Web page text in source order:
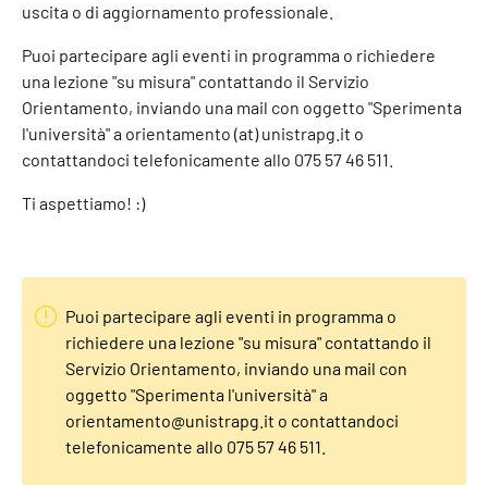
uscita o di aggiornamento professionale.
Puoi partecipare agli eventi in programma o richiedere
una lezione "su misura" contattando il Servizio
Orientamento, inviando una mail con oggetto "Sperimenta
l'università" a orientamento (at) unistrapg.it o
contattandoci telefonicamente allo 075 57 46 511.
Ti aspettiamo! :)
Puoi partecipare agli eventi in programma o
richiedere una lezione "su misura" contattando il
Servizio Orientamento, inviando una mail con
oggetto "Sperimenta l'università" a
orientamento@unistrapg.it o contattandoci
telefonicamente allo 075 57 46 511.